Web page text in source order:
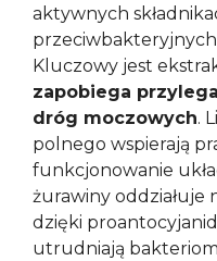
aktywnych
Kluczowy jest
zapobiega
dróg moczowych.
polnego wspierają
funkcjonowanie
żurawiny oddziałuje
dzięki
utrudniają